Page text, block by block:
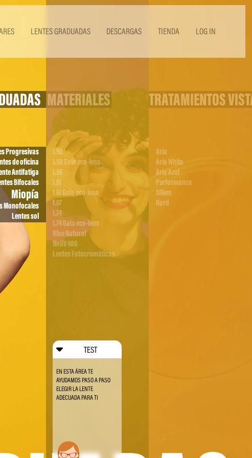
LENTES GRADUADAS DESCARGAS TIENDA LOG IN
TEST
EN ESTA ÁREA TE
AYUDAMOS PASO A PASO
ELEGIR LA LENTE
ADECUADA PARA TI
Progresivas
de oficina
Antifatiga
Bifocales
Miopía
Monofocales
Lentes sol
MATERIALES
1.50
1.50 Gaia eco-lens
1.56
1.61
1.61 Gaia eco-lens
1.67
1.74
1.74 Gaia eco-lens
Blue Natural
NoUV 400
Lentes Fotocromáticas
TRATAMIENTOS
Aria
Aria White
Aria Azul
Performance
Silken
Hard